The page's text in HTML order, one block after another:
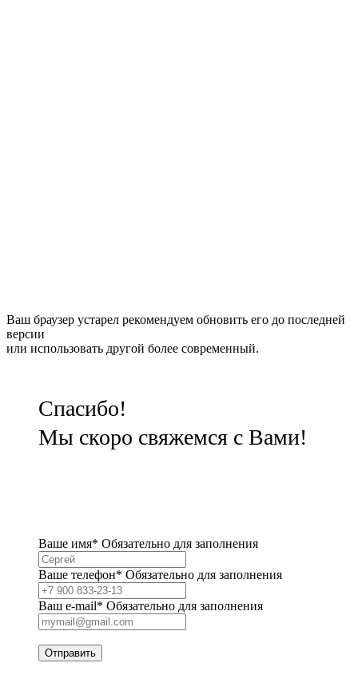
Ваш браузер устарел рекомендуем обновить его до последней
версии
или использовать другой более современный.
Спасибо!
Мы скоро свяжемся с Вами!
Ваше имя* Обязательно для заполнения
Ваше телефон* Обязательно для заполнения
Bаш e-mail* Обязательно для заполнения
Отправить